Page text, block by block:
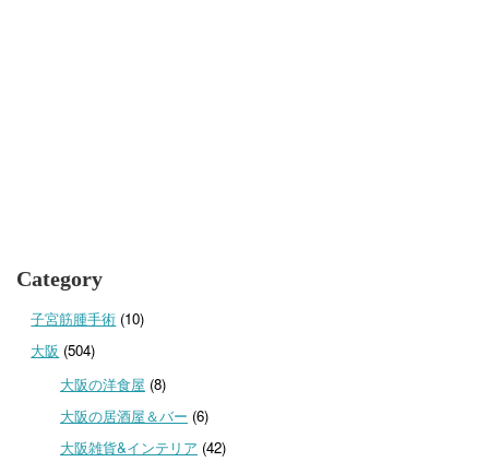
Category
子宮筋腫手術 (10)
大阪 (504)
大阪の洋食屋 (8)
大阪の居酒屋＆バー (6)
大阪雑貨&インテリア (42)